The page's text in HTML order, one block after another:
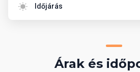
Időjárás
Árak és